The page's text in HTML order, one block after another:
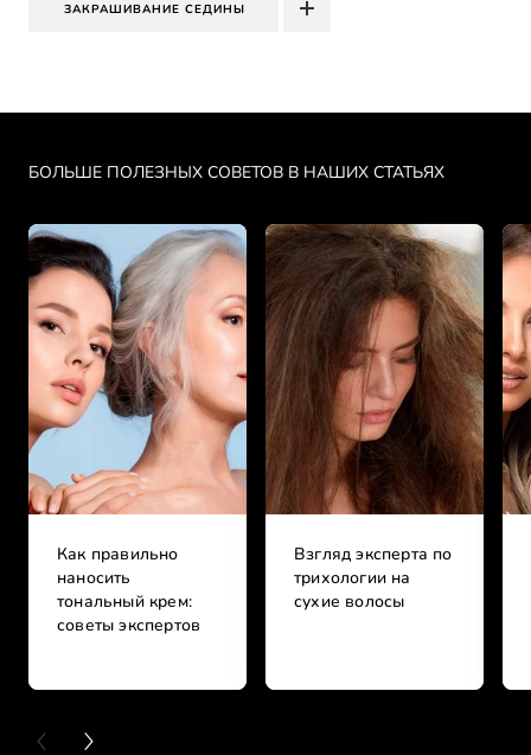
ЗАКРАШИВАНИЕ СЕДИНЫ
БОЛЬШЕ ПОЛЕЗНЫХ СОВЕТОВ В НАШИХ СТАТЬЯХ
Как правильно
наносить
тональный крем:
советы экспертов
Взгляд эксперта по
трихологии на
сухие волосы
PREVIOUS CARD
NEXT CARD